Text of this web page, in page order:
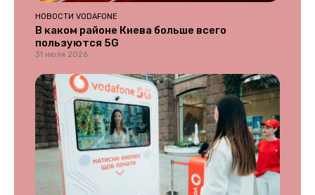
НОВОСТИ VODAFONE
В каком районе Киева больше всего
пользуются 5G
31 июля 2026